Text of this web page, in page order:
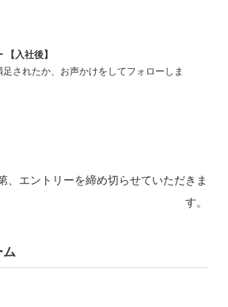
【入社後】
されたか、お声かけをしてフォローしま
、エントリーを締め切らせていただきま
す。
ム